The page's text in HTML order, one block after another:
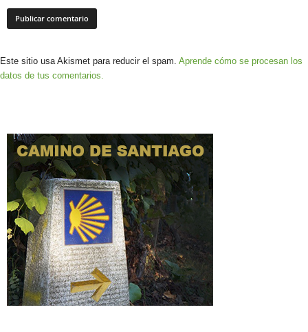
Este sitio usa Akismet para reducir el spam. Aprende cómo se procesan los
datos de tus comentarios.